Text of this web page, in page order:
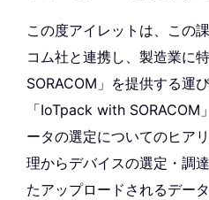
この度アイレットは、この
コム社と連携し、製造業に
SORACOM」を提供する運
「IoTpack with SORACOM
ータの選定についてのヒア
理からデバイスの選定・調
たアップロードされるデー